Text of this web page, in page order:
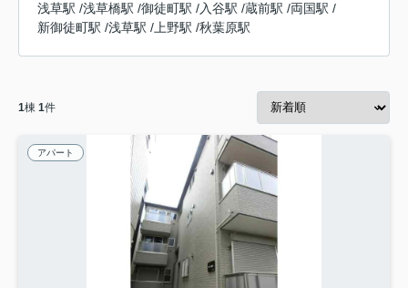
浅草駅 /浅草橋駅 /御徒町駅 /入谷駅 /蔵前駅 /両国駅 /
新御徒町駅 /浅草駅 / 上野駅 /秋葉原駅
1棟 1件
アパート